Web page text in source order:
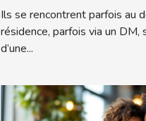
l’inattendu
Ils se rencontrent parfois au
résidence, parfois via un DM,
d’une...